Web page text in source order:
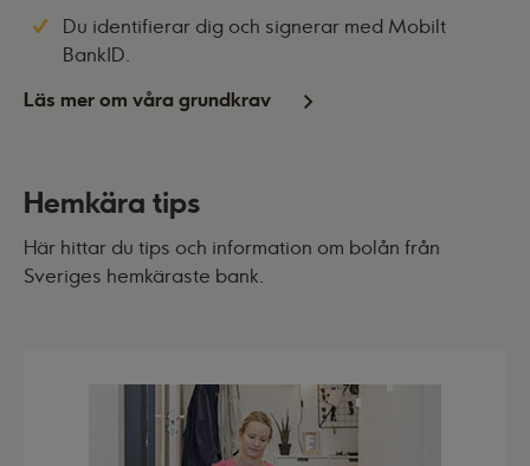
Du identifierar dig och signerar med Mobilt
BankID.
Läs mer om våra grundkrav
Hemkära tips
Här hittar du tips och information om bolån från
Sveriges hemkäraste bank.